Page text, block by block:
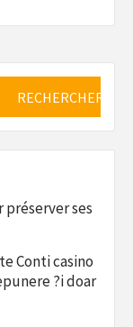
ses
Conti casino
?i doar